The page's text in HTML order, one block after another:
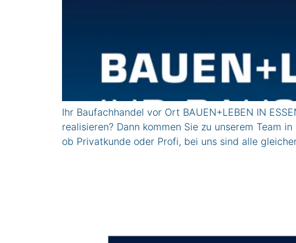
Ihr Baufachhandel vor Ort BAUEN+LEBEN IN
realisieren? Dann kommen Sie zu unserem Team
ob Privatkunde oder Profi, bei uns sind alle